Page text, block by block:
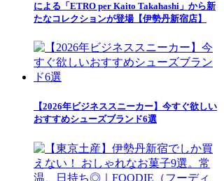
による「ETRO per Kaito Takahashi」から新
たなコレクションが登場【伊勢丹新宿店】
【2026年ビジネススニーカー】今すぐ欲しい
おすすめシューズブランド6選